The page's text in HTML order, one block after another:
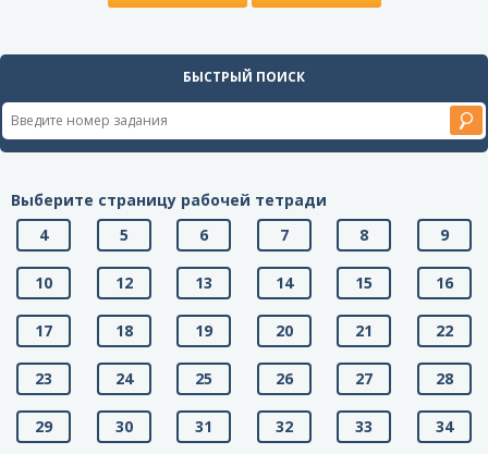
БЫСТРЫЙ ПОИСК
Выберите страницу рабочей тетради
4
5 6 7 8 9
10 12 13 14 15 16
17 18 19 20 21 22
23 24 25 26 27 28
29 30 31 32 33 34